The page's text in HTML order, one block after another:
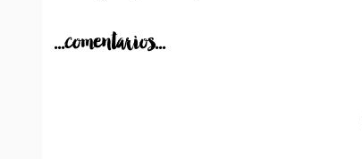
...comentarios...